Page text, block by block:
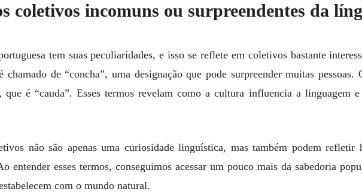
coletivos incomuns ou surpreendentes da
tem suas peculiaridades, e isso se reflete em coletivos bastante
chamado de “concha”, uma designação que pode surpreender muitas
que é “cauda”. Esses termos revelam como a cultura influencia a linguagem
não são apenas uma curiosidade linguística, mas também podem refletir
entender esses termos, conseguimos acessar um pouco mais da sabedoria
com o mundo natural.